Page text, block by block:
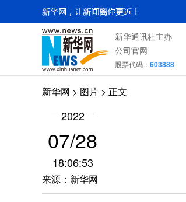
新华通讯社主办
公司官网
股票代码： 603888
新华网 > 图片 > 正文
2022
07/28
18:06:53
来源：新华网